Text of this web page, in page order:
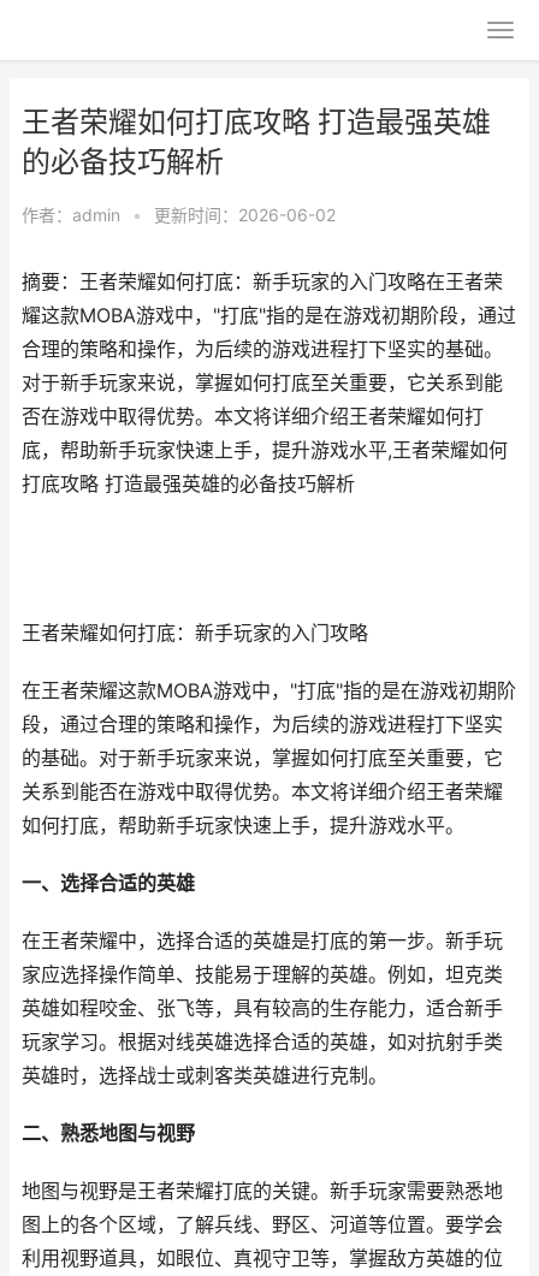
王者荣耀如何打底攻略 打造最强英雄
的必备技巧解析
作者： admin • 更新时间：2026-06-02
摘要：王者荣耀如何打底：新手玩家的入门攻略在王者荣
耀这款MOBA游戏中，"打底"指的是在游戏初期阶段，通过
合理的策略和操作，为后续的游戏进程打下坚实的基础。
对于新手玩家来说，掌握如何打底至关重要，它关系到能
否在游戏中取得优势。本文将详细介绍王者荣耀如何打
底，帮助新手玩家快速上手，提升游戏水平,王者荣耀如何
打底攻略 打造最强英雄的必备技巧解析
王者荣耀如何打底：新手玩家的入门攻略
在王者荣耀这款MOBA游戏中，"打底"指的是在游戏初期阶
段，通过合理的策略和操作，为后续的游戏进程打下坚实
的基础。对于新手玩家来说，掌握如何打底至关重要，它
关系到能否在游戏中取得优势。本文将详细介绍王者荣耀
如何打底，帮助新手玩家快速上手，提升游戏水平。
一、选择合适的英雄
在王者荣耀中，选择合适的英雄是打底的第一步。新手玩
家应选择操作简单、技能易于理解的英雄。例如，坦克类
英雄如程咬金、张飞等，具有较高的生存能力，适合新手
玩家学习。根据对线英雄选择合适的英雄，如对抗射手类
英雄时，选择战士或刺客类英雄进行克制。
二、熟悉地图与视野
地图与视野是王者荣耀打底的关键。新手玩家需要熟悉地
图上的各个区域，了解兵线、野区、河道等位置。要学会
利用视野道具，如眼位、真视守卫等，掌握敌方英雄的位